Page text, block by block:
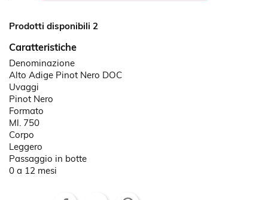
Prodotti disponibili 2
Caratteristiche
Denominazione
Alto Adige Pinot Nero DOC
Uvaggi
Pinot Nero
Formato
Ml. 750
Corpo
Leggero
Passaggio in botte
0 a 12 mesi